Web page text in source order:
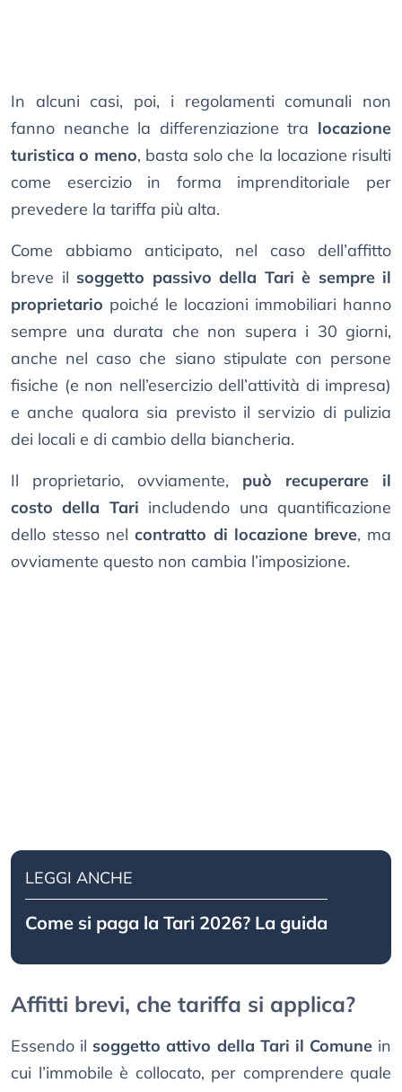
In alcuni casi, poi, i regolamenti comunali non
fanno neanche la differenziazione tra locazione
turistica o meno, basta solo che la locazione risulti
come esercizio in forma imprenditoriale per
prevedere la tariffa più alta.
Come abbiamo anticipato, nel caso dell’affitto
breve il soggetto passivo della Tari è sempre il
proprietario poiché le locazioni immobiliari hanno
sempre una durata che non supera i 30 giorni,
anche nel caso che siano stipulate con persone
fisiche (e non nell’esercizio dell’attività di impresa)
e anche qualora sia previsto il servizio di pulizia
dei locali e di cambio della biancheria.
Il proprietario, ovviamente, può recuperare il
costo della Tari includendo una quantificazione
dello stesso nelcontratto di locazione breve, ma
ovviamente questo non cambia l’imposizione.
LEGGI ANCHE
Come si paga la Tari 2026? La guida
Affitti brevi, che tariffa si applica?
Essendo il soggetto attivo della Tari il Comunein
cui l’immobile è collocato, per comprendere quale